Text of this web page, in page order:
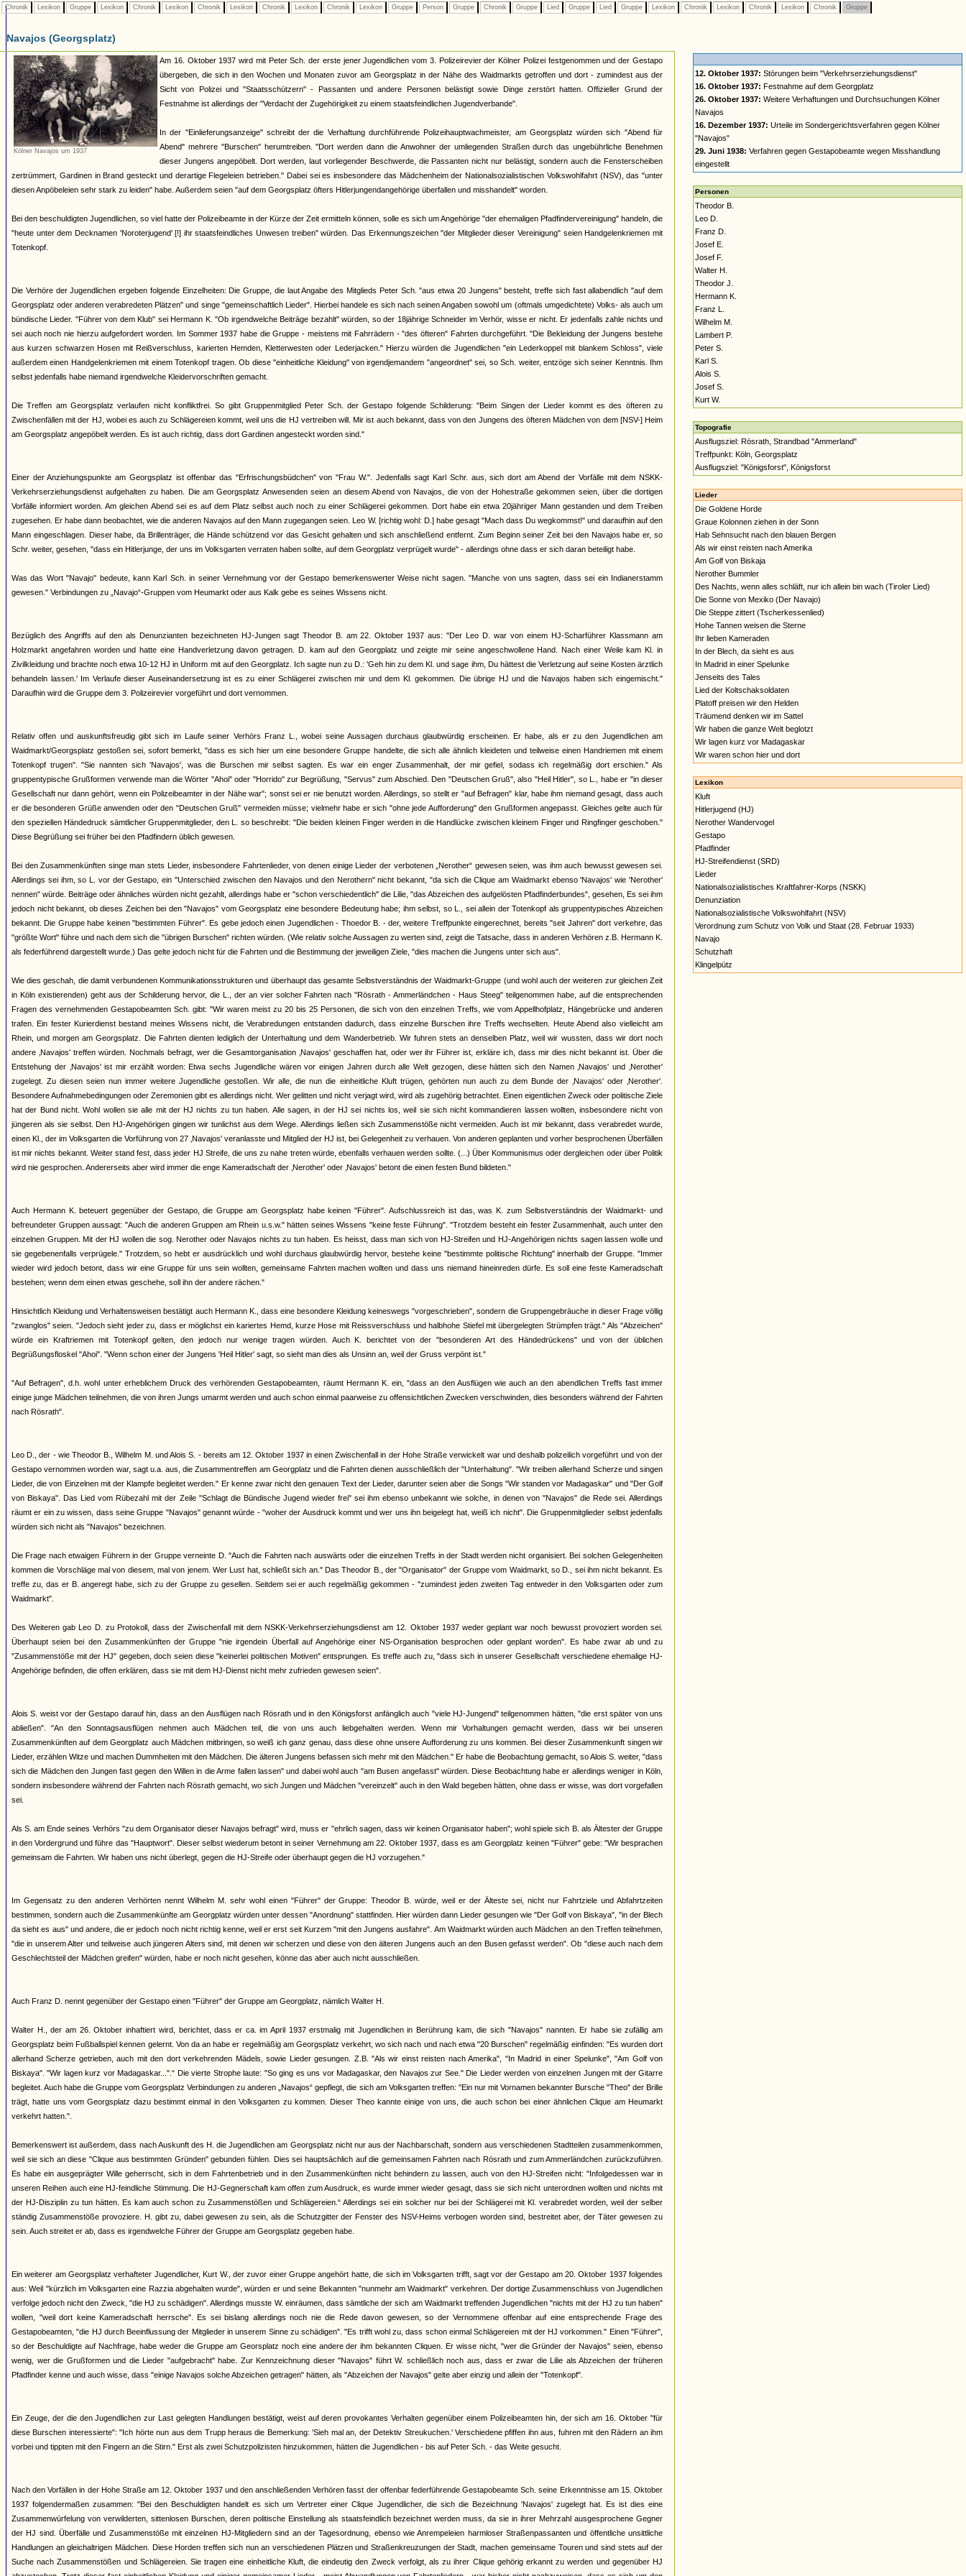
Chronik Lexikon Gruppe Lexikon Chronik Lexikon Chronik Lexikon Chronik Lexikon Chronik Lexikon Gruppe Person Gruppe Chronik Gruppe Lied Gruppe Lied Gruppe Lexikon Chronik Lexikon Chronik Lexikon Chronik Gruppe
Navajos (Georgsplatz)
Kölner Navajos um 1937
Am 16. Oktober 1937 wird mit Peter Sch. der erste jener Jugendlichen vom 3. Polizeirevier der Kölner Polizei festgenommen und der Gestapo
übergeben, die sich in den Wochen und Monaten zuvor am Georgsplatz in der Nähe des Waidmarkts getroffen und dort - zumindest aus der
Sicht von Polizei und "Staatsschützern" - Passanten und andere Personen belästigt sowie Dinge zerstört hatten. Offizieller Grund der
Festnahme ist allerdings der "Verdacht der Zugehörigkeit zu einem staatsfeindlichen Jugendverbande".
In der "Einlieferungsanzeige" schreibt der die Verhaftung durchführende Polizeihauptwachmeister, am Georgsplatz würden sich "Abend für
Abend" mehrere "Burschen" herumtreiben. "Dort werden dann die Anwohner der umliegenden Straßen durch das ungebührliche Benehmen
dieser Jungens angepöbelt. Dort werden, laut vorliegender Beschwerde, die Passanten nicht nur belästigt, sondern auch die Fensterscheiben
zertrümmert, Gardinen in Brand gesteckt und derartige Flegeleien betrieben." Dabei sei es insbesondere das Mädchenheim der Nationalsozialistischen Volkswohlfahrt (NSV), das "unter
diesen Anpöbeleien sehr stark zu leiden" habe. Außerdem seien "auf dem Georgsplatz öfters Hitlerjungendangehörige überfallen und misshandelt" worden.
Bei den beschuldigten Jugendlichen, so viel hatte der Polizeibeamte in der Kürze der Zeit ermitteln können, solle es sich um Angehörige "der ehemaligen Pfadfindervereinigung" handeln, die
"heute unter dem Decknamen 'Noroterjugend' [!] ihr staatsfeindliches Unwesen treiben" würden. Das Erkennungszeichen "der Mitglieder dieser Vereinigung" seien Handgelenkriemen mit
Totenkopf.
Die Verhöre der Jugendlichen ergeben folgende Einzelheiten: Die Gruppe, die laut Angabe des Mitglieds Peter Sch. "aus etwa 20 Jungens" besteht, treffe sich fast allabendlich "auf dem
Georgsplatz oder anderen verabredeten Plätzen" und singe "gemeinschaftlich Lieder". Hierbei handele es sich nach seinen Angaben sowohl um (oftmals umgedichtete) Volks- als auch um
bündische Lieder. "Führer von dem Klub" sei Hermann K. "Ob irgendwelche Beiträge bezahlt" würden, so der 18jährige Schneider im Verhör, wisse er nicht. Er jedenfalls zahle nichts und
sei auch noch nie hierzu aufgefordert worden. Im Sommer 1937 habe die Gruppe - meistens mit Fahrrädern - "des öfteren" Fahrten durchgeführt. "Die Bekleidung der Jungens bestehe
aus kurzen schwarzen Hosen mit Reißverschluss, karierten Hemden, Kletterwesten oder Lederjacken." Hierzu würden die Jugendlichen "ein Lederkoppel mit blankem Schloss", viele
außerdem einen Handgelenkriemen mit einem Totenkopf tragen. Ob diese "einheitliche Kleidung" von irgendjemandem "angeordnet" sei, so Sch. weiter, entzöge sich seiner Kenntnis. Ihm
selbst jedenfalls habe niemand irgendwelche Kleidervorschriften gemacht.
Die Treffen am Georgsplatz verlaufen nicht konfliktfrei. So gibt Gruppenmitglied Peter Sch. der Gestapo folgende Schilderung: "Beim Singen der Lieder kommt es des öfteren zu
Zwischenfällen mit der HJ, wobei es auch zu Schlägereien kommt, weil uns die HJ vertreiben will. Mir ist auch bekannt, dass von den Jungens des öfteren Mädchen von dem [NSV-] Heim
am Georgsplatz angepöbelt werden. Es ist auch richtig, dass dort Gardinen angesteckt worden sind."
Einer der Anziehungspunkte am Georgsplatz ist offenbar das "Erfrischungsbüdchen" von "Frau W.". Jedenfalls sagt Karl Schr. aus, sich dort am Abend der Vorfälle mit dem NSKK-
Verkehrserziehungsdienst aufgehalten zu haben. Die am Georgsplatz Anwesenden seien an diesem Abend von Navajos, die von der Hohestraße gekommen seien, über die dortigen
Vorfälle informiert worden. Am gleichen Abend sei es auf dem Platz selbst auch noch zu einer Schlägerei gekommen. Dort habe ein etwa 20jähriger Mann gestanden und dem Treiben
zugesehen. Er habe dann beobachtet, wie die anderen Navajos auf den Mann zugegangen seien. Leo W. [richtig wohl: D.] habe gesagt "Mach dass Du wegkommst!" und daraufhin auf den
Mann eingeschlagen. Dieser habe, da Brillenträger, die Hände schützend vor das Gesicht gehalten und sich anschließend entfernt. Zum Beginn seiner Zeit bei den Navajos habe er, so
Schr. weiter, gesehen, "dass ein Hitlerjunge, der uns im Volksgarten verraten haben sollte, auf dem Georgplatz verprügelt wurde" - allerdings ohne dass er sich daran beteiligt habe.
Was das Wort "Navajo" bedeute, kann Karl Sch. in seiner Vernehmung vor der Gestapo bemerkenswerter Weise nicht sagen. "Manche von uns sagten, dass sei ein Indianerstamm
gewesen." Verbindungen zu „Navajo“-Gruppen vom Heumarkt oder aus Kalk gebe es seines Wissens nicht.
Bezüglich des Angriffs auf den als Denunzianten bezeichneten HJ-Jungen sagt Theodor B. am 22. Oktober 1937 aus: "Der Leo D. war von einem HJ-Scharführer Klassmann am
Holzmarkt angefahren worden und hatte eine Handverletzung davon getragen. D. kam auf den Georgplatz und zeigte mir seine angeschwollene Hand. Nach einer Weile kam Kl. in
Zivilkleidung und brachte noch etwa 10-12 HJ in Uniform mit auf den Georgplatz. Ich sagte nun zu D.: 'Geh hin zu dem Kl. und sage ihm, Du hättest die Verletzung auf seine Kosten ärztlich
behandeln lassen.' Im Verlaufe dieser Auseinandersetzung ist es zu einer Schlägerei zwischen mir und dem Kl. gekommen. Die übrige HJ und die Navajos haben sich eingemischt."
Daraufhin wird die Gruppe dem 3. Polizeirevier vorgeführt und dort vernommen.
Relativ offen und auskunftsfreudig gibt sich im Laufe seiner Verhörs Franz L., wobei seine Aussagen durchaus glaubwürdig erscheinen. Er habe, als er zu den Jugendlichen am
Waidmarkt/Georgsplatz gestoßen sei, sofort bemerkt, "dass es sich hier um eine besondere Gruppe handelte, die sich alle ähnlich kleideten und teilweise einen Handriemen mit einem
Totenkopf trugen". "Sie nannten sich 'Navajos', was die Burschen mir selbst sagten. Es war ein enger Zusammenhalt, der mir gefiel, sodass ich regelmäßig dort erschien." Als
gruppentypische Grußformen verwende man die Wörter "Ahoi" oder "Horrido" zur Begrüßung, "Servus" zum Abschied. Den "Deutschen Gruß", also "Heil Hitler", so L., habe er "in dieser
Gesellschaft nur dann gehört, wenn ein Polizeibeamter in der Nähe war"; sonst sei er nie benutzt worden. Allerdings, so stellt er "auf Befragen" klar, habe ihm niemand gesagt, dass auch
er die besonderen Grüße anwenden oder den "Deutschen Gruß" vermeiden müsse; vielmehr habe er sich "ohne jede Aufforderung" den Grußformen angepasst. Gleiches gelte auch für
den speziellen Händedruck sämtlicher Gruppenmitglieder, den L. so beschreibt: "Die beiden kleinen Finger werden in die Handlücke zwischen kleinem Finger und Ringfinger geschoben."
Diese Begrüßung sei früher bei den Pfadfindern üblich gewesen.
Bei den Zusammenkünften singe man stets Lieder, insbesondere Fahrtenlieder, von denen einige Lieder der verbotenen „Nerother“ gewesen seien, was ihm auch bewusst gewesen sei.
Allerdings sei ihm, so L. vor der Gestapo, ein "Unterschied zwischen den Navajos und den Nerothern" nicht bekannt, "da sich die Clique am Waidmarkt ebenso 'Navajos' wie 'Nerother'
nennen" würde. Beiträge oder ähnliches würden nicht gezahlt, allerdings habe er "schon verschiedentlich" die Lilie, "das Abzeichen des aufgelösten Pfadfinderbundes", gesehen, Es sei ihm
jedoch nicht bekannt, ob dieses Zeichen bei den "Navajos" vom Georgsplatz eine besondere Bedeutung habe; ihm selbst, so L., sei allein der Totenkopf als gruppentypisches Abzeichen
bekannt. Die Gruppe habe keinen "bestimmten Führer". Es gebe jedoch einen Jugendlichen - Thoedor B. - der, weitere Treffpunkte eingerechnet, bereits "seit Jahren" dort verkehre, das
"größte Wort" führe und nach dem sich die "übrigen Burschen" richten würden. (Wie relativ solche Aussagen zu werten sind, zeigt die Tatsache, dass in anderen Verhören z.B. Hermann K.
als federführend dargestellt wurde.) Das gelte jedoch nicht für die Fahrten und die Bestimmung der jeweiligen Ziele, "dies machen die Jungens unter sich aus".
Wie dies geschah, die damit verbundenen Kommunikationsstrukturen und überhaupt das gesamte Selbstverständnis der Waidmarkt-Gruppe (und wohl auch der weiteren zur gleichen Zeit
in Köln existierenden) geht aus der Schilderung hervor, die L., der an vier solcher Fahrten nach "Rösrath - Ammerländchen - Haus Steeg" teilgenommen habe, auf die entsprechenden
Fragen des vernehmenden Gestapobeamten Sch. gibt: "Wir waren meist zu 20 bis 25 Personen, die sich von den einzelnen Treffs, wie vom Appellhofplatz, Hängebrücke und anderen
trafen. Ein fester Kurierdienst bestand meines Wissens nicht, die Verabredungen entstanden dadurch, dass einzelne Burschen ihre Treffs wechselten. Heute Abend also vielleicht am
Rhein, und morgen am Georgsplatz. Die Fahrten dienten lediglich der Unterhaltung und dem Wanderbetrieb. Wir fuhren stets an denselben Platz, weil wir wussten, dass wir dort noch
andere ‚Navajos' treffen würden. Nochmals befragt, wer die Gesamtorganisation ‚Navajos' geschaffen hat, oder wer ihr Führer ist, erkläre ich, dass mir dies nicht bekannt ist. Über die
Entstehung der ‚Navajos' ist mir erzählt worden: Etwa sechs Jugendliche wären vor einigen Jahren durch alle Welt gezogen, diese hätten sich den Namen ‚Navajos' und ‚Nerother'
zugelegt. Zu diesen seien nun immer weitere Jugendliche gestoßen. Wir alle, die nun die einheitliche Kluft trügen, gehörten nun auch zu dem Bunde der ‚Navajos' oder ‚Nerother'.
Besondere Aufnahmebedingungen oder Zeremonien gibt es allerdings nicht. Wer gelitten und nicht verjagt wird, wird als zugehörig betrachtet. Einen eigentlichen Zweck oder politische Ziele
hat der Bund nicht. Wohl wollen sie alle mit der HJ nichts zu tun haben. Alle sagen, in der HJ sei nichts los, weil sie sich nicht kommandieren lassen wollten, insbesondere nicht von
jüngeren als sie selbst. Den HJ-Angehörigen gingen wir tunlichst aus dem Wege. Allerdings ließen sich Zusammenstöße nicht vermeiden. Auch ist mir bekannt, dass verabredet wurde,
einen Kl., der im Volksgarten die Vorführung von 27 ‚Navajos' veranlasste und Mitglied der HJ ist, bei Gelegenheit zu verhauen. Von anderen geplanten und vorher besprochenen Überfällen
ist mir nichts bekannt. Weiter stand fest, dass jeder HJ Streife, die uns zu nahe treten würde, ebenfalls verhauen werden sollte. (...) Über Kommunismus oder dergleichen oder über Politik
wird nie gesprochen. Andererseits aber wird immer die enge Kameradschaft der ‚Nerother' oder ‚Navajos' betont die einen festen Bund bildeten."
Auch Hermann K. beteuert gegenüber der Gestapo, die Gruppe am Georgsplatz habe keinen "Führer". Aufschlussreich ist das, was K. zum Selbstverständnis der Waidmarkt- und
befreundeter Gruppen aussagt: "Auch die anderen Gruppen am Rhein u.s.w." hätten seines Wissens "keine feste Führung". "Trotzdem besteht ein fester Zusammenhalt, auch unter den
einzelnen Gruppen. Mit der HJ wollen die sog. Nerother oder Navajos nichts zu tun haben. Es heisst, dass man sich von HJ-Streifen und HJ-Angehörigen nichts sagen lassen wolle und
sie gegebenenfalls verprügele." Trotzdem, so hebt er ausdrücklich und wohl durchaus glaubwürdig hervor, bestehe keine "bestimmte politische Richtung" innerhalb der Gruppe. "Immer
wieder wird jedoch betont, dass wir eine Gruppe für uns sein wollten, gemeinsame Fahrten machen wollten und dass uns niemand hineinreden dürfe. Es soll eine feste Kameradschaft
bestehen; wenn dem einen etwas geschehe, soll ihn der andere rächen."
Hinsichtlich Kleidung und Verhaltensweisen bestätigt auch Hermann K., dass eine besondere Kleidung keineswegs "vorgeschrieben", sondern die Gruppengebräuche in dieser Frage völlig
"zwanglos" seien. "Jedoch sieht jeder zu, dass er möglichst ein kariertes Hemd, kurze Hose mit Reissverschluss und halbhohe Stiefel mit übergelegten Strümpfen trägt." Als "Abzeichen"
würde ein Kraftriemen mit Totenkopf gelten, den jedoch nur wenige tragen würden. Auch K. berichtet von der "besonderen Art des Händedrückens" und von der üblichen
Begrüßungsfloskel "Ahoi". "Wenn schon einer der Jungens 'Heil Hitler' sagt, so sieht man dies als Unsinn an, weil der Gruss verpönt ist."
"Auf Befragen", d.h. wohl unter erheblichem Druck des verhörenden Gestapobeamten, räumt Hermann K. ein, "dass an den Ausflügen wie auch an den abendlichen Treffs fast immer
einige junge Mädchen teilnehmen, die von ihren Jungs umarmt werden und auch schon einmal paarweise zu offensichtlichen Zwecken verschwinden, dies besonders während der Fahrten
nach Rösrath".
Leo D., der - wie Theodor B., Wilhelm M. und Alois S. - bereits am 12. Oktober 1937 in einen Zwischenfall in der Hohe Straße verwickelt war und deshalb polizeilich vorgeführt und von der
Gestapo vernommen worden war, sagt u.a. aus, die Zusammentreffen am Georgplatz und die Fahrten dienen ausschließlich der "Unterhaltung". "Wir treiben allerhand Scherze und singen
Lieder, die von Einzelnen mit der Klampfe begleitet werden." Er kenne zwar nicht den genauen Text der Lieder, darunter seien aber die Songs "Wir standen vor Madagaskar" und "Der Golf
von Biskaya". Das Lied vom Rübezahl mit der Zeile "Schlagt die Bündische Jugend wieder frei" sei ihm ebenso unbekannt wie solche, in denen von "Navajos" die Rede sei. Allerdings
räumt er ein zu wissen, dass seine Gruppe "Navajos" genannt würde - "woher der Ausdruck kommt und wer uns ihn beigelegt hat, weiß ich nicht". Die Gruppenmitglieder selbst jedenfalls
würden sich nicht als "Navajos" bezeichnen.
Die Frage nach etwaigen Führern in der Gruppe verneinte D. "Auch die Fahrten nach auswärts oder die einzelnen Treffs in der Stadt werden nicht organisiert. Bei solchen Gelegenheiten
kommen die Vorschläge mal von diesem, mal von jenem. Wer Lust hat, schließt sich an." Das Theodor B., der "Organisator" der Gruppe vom Waidmarkt, so D., sei ihm nicht bekannt. Es
treffe zu, das er B. angeregt habe, sich zu der Gruppe zu gesellen. Seitdem sei er auch regelmäßig gekommen - "zumindest jeden zweiten Tag entweder in den Volksgarten oder zum
Waidmarkt".
Des Weiteren gab Leo D. zu Protokoll, dass der Zwischenfall mit dem NSKK-Verkehrserziehungsdienst am 12. Oktober 1937 weder geplant war noch bewusst provoziert worden sei.
Überhaupt seien bei den Zusammenkünften der Gruppe "nie irgendein Überfall auf Angehörige einer NS-Organisation besprochen oder geplant worden". Es habe zwar ab und zu
"Zusammenstöße mit der HJ" gegeben, doch seien diese "keinerlei politischen Motiven" entsprungen. Es treffe auch zu, "dass sich in unserer Gesellschaft verschiedene ehemalige HJ-
Angehörige befinden, die offen erklären, dass sie mit dem HJ-Dienst nicht mehr zufrieden gewesen seien".
Alois S. weist vor der Gestapo darauf hin, dass an den Ausflügen nach Rösrath und in den Königsforst anfänglich auch "viele HJ-Jungend" teilgenommen hätten, "die erst später von uns
abließen". "An den Sonntagsausflügen nehmen auch Mädchen teil, die von uns auch liebgehalten werden. Wenn mir Vorhaltungen gemacht werden, dass wir bei unseren
Zusammenkünften auf dem Georgplatz auch Mädchen mitbringen, so weiß ich ganz genau, dass diese ohne unsere Aufforderung zu uns kommen. Bei dieser Zusammenkunft singen wir
Lieder, erzählen Witze und machen Dummheiten mit den Mädchen. Die älteren Jungens befassen sich mehr mit den Mädchen." Er habe die Beobachtung gemacht, so Alois S. weiter, "dass
sich die Mädchen den Jungen fast gegen den Willen in die Arme fallen lassen" und dabei wohl auch "am Busen angefasst" würden. Diese Beobachtung habe er allerdings weniger in Köln,
sondern insbesondere während der Fahrten nach Rösrath gemacht, wo sich Jungen und Mädchen "vereinzelt" auch in den Wald begeben hätten, ohne dass er wisse, was dort vorgefallen
sei.
Als S. am Ende seines Verhörs "zu dem Organisator dieser Navajos befragt" wird, muss er "ehrlich sagen, dass wir keinen Organisator haben"; wohl spiele sich B. als Ältester der Gruppe
in den Vordergrund und führe das "Hauptwort". Dieser selbst wiederum betont in seiner Vernehmung am 22. Oktober 1937, dass es am Georgplatz keinen "Führer" gebe: "Wir besprachen
gemeinsam die Fahrten. Wir haben uns nicht überlegt, gegen die HJ-Streife oder überhaupt gegen die HJ vorzugehen."
Im Gegensatz zu den anderen Verhörten nennt Wilhelm M. sehr wohl einen "Führer" der Gruppe: Theodor B. würde, weil er der Älteste sei, nicht nur Fahrtziele und Abfahrtzeiten
bestimmen, sondern auch die Zusammenkünfte am Georgplatz würden unter dessen "Anordnung" stattfinden. Hier würden dann Lieder gesungen wie "Der Golf von Biskaya", "in der Blech
da sieht es aus" und andere, die er jedoch noch nicht richtig kenne, weil er erst seit Kurzem "mit den Jungens ausfahre". Am Waidmarkt würden auch Mädchen an den Treffen teilnehmen,
"die in unserem Alter und teilweise auch jüngeren Alters sind, mit denen wir scherzen und diese von den älteren Jungens auch an den Busen gefasst werden". Ob "diese auch nach dem
Geschlechtsteil der Mädchen greifen" würden, habe er noch nicht gesehen, könne das aber auch nicht ausschließen.
Auch Franz D. nennt gegenüber der Gestapo einen "Führer" der Gruppe am Georgplatz, nämlich Walter H.
Walter H., der am 26. Oktober inhaftiert wird, berichtet, dass er ca. im April 1937 erstmalig mit Jugendlichen in Berührung kam, die sich "Navajos" nannten. Er habe sie zufällig am
Georgsplatz beim Fußballspiel kennen gelernt. Von da an habe er regelmäßig am Georgsplatz verkehrt, wo sich nach und nach etwa "20 Burschen" regelmäßig einfinden: "Es wurden dort
allerhand Scherze getrieben, auch mit den dort verkehrenden Mädels, sowie Lieder gesungen. Z.B. "Als wir einst reisten nach Amerika", "In Madrid in einer Spelunke", "Am Golf von
Biskaya". "Wir lagen kurz vor Madagaskar...".“ Die vierte Strophe laute: "So ging es uns vor Madagaskar, den Navajos zur See." Die Lieder werden von einzelnen Jungen mit der Gitarre
begleitet. Auch habe die Gruppe vom Georgsplatz Verbindungen zu anderen „Navajos“ gepflegt, die sich am Volksgarten treffen: "Ein nur mit Vornamen bekannter Bursche "Theo" der Brille
trägt, hatte uns vom Georgsplatz dazu bestimmt einmal in den Volksgarten zu kommen. Dieser Theo kannte einige von uns, die auch schon bei einer ähnlichen Clique am Heumarkt
verkehrt hatten.".
Bemerkenswert ist außerdem, dass nach Auskunft des H. die Jugendlichen am Georgsplatz nicht nur aus der Nachbarschaft, sondern aus verschiedenen Stadtteilen zusammenkommen,
weil sie sich an diese "Clique aus bestimmten Gründen" gebunden fühlen. Dies sei hauptsächlich auf die gemeinsamen Fahrten nach Rösrath und zum Ammerländchen zurückzuführen.
Es habe ein ausgeprägter Wille geherrscht, sich in dem Fahrtenbetrieb und in den Zusammenkünften nicht behindern zu lassen, auch von den HJ-Streifen nicht: "Infolgedessen war in
unseren Reihen auch eine HJ-feindliche Stimmung. Die HJ-Gegnerschaft kam offen zum Ausdruck, es wurde immer wieder gesagt, dass sie sich nicht unterordnen wollten und nichts mit
der HJ-Disziplin zu tun hätten. Es kam auch schon zu Zusammenstößen und Schlägereien.“ Allerdings sei ein solcher nur bei der Schlägerei mit Kl. verabredet worden, weil der selber
ständig Zusammenstöße provoziere. H. gibt zu, dabei gewesen zu sein, als die Schutzgitter der Fenster des NSV-Heims verbogen worden sind, bestreitet aber, der Täter gewesen zu
sein. Auch streitet er ab, dass es irgendwelche Führer der Gruppe am Georgsplatz gegeben habe.
Ein weiterer am Georgsplatz verhafteter Jugendlicher, Kurt W., der zuvor einer Gruppe angehört hatte, die sich im Volksgarten trifft, sagt vor der Gestapo am 20. Oktober 1937 folgendes
aus: Weil "kürzlich im Volksgarten eine Razzia abgehalten wurde", würden er und seine Bekannten "nunmehr am Waidmarkt" verkehren. Der dortige Zusammenschluss von Jugendlichen
verfolge jedoch nicht den Zweck, "die HJ zu schädigen". Allerdings musste W. einräumen, dass sämtliche der sich am Waidmarkt treffenden Jugendlichen "nichts mit der HJ zu tun haben"
wollen, "weil dort keine Kameradschaft herrsche". Es sei bislang allerdings noch nie die Rede davon gewesen, so der Vernommene offenbar auf eine entsprechende Frage des
Gestapobeamten, "die HJ durch Beeinflussung der Mitglieder in unserem Sinne zu schädigen". "Es trifft wohl zu, dass schon einmal Schlägereien mit der HJ vorkommen." Einen "Führer",
so der Beschuldigte auf Nachfrage, habe weder die Gruppe am Georsplatz noch eine andere der ihm bekannten Cliquen. Er wisse nicht, "wer die Gründer der Navajos" seien, ebenso
wenig, wer die Grußformen und die Lieder "aufgebracht" habe. Zur Kennzeichnung dieser "Navajos" führt W. schließlich noch aus, dass er zwar die Lilie als Abzeichen der früheren
Pfadfinder kenne und auch wisse, dass "einige Navajos solche Abzeichen getragen" hätten, als "Abzeichen der Navajos" gelte aber einzig und allein der "Totenkopf".
Ein Zeuge, der die den Jugendlichen zur Last gelegten Handlungen bestätigt, weist auf deren provokantes Verhalten gegenüber einem Polizeibeamten hin, der sich am 16. Oktober "für
diese Burschen interessierte": "Ich hörte nun aus dem Trupp heraus die Bemerkung: 'Sieh mal an, der Detektiv Streukuchen.' Verschiedene pfiffen ihn aus, fuhren mit den Rädern an ihm
vorbei und tippten mit den Fingern an die Stirn." Erst als zwei Schutzpolizisten hinzukommen, hätten die Jugendlichen - bis auf Peter Sch. - das Weite gesucht.
Nach den Vorfällen in der Hohe Straße am 12. Oktober 1937 und den anschließenden Verhören fasst der offenbar federführende Gestapobeamte Sch. seine Erkenntnisse am 15. Oktober
1937 folgendermaßen zusammen: "Bei den Beschuldigten handelt es sich um Vertreter einer Clique Jugendlicher, die sich die Bezeichnung 'Navajos' zugelegt hat. Es ist dies eine
Zusammenwürfelung von verwilderten, sittenlosen Burschen, deren politische Einstellung als staatsfeindlich bezeichnet werden muss, da sie in ihrer Mehrzahl ausgesprochene Gegner
der HJ sind. Überfälle und Zusammenstöße mit einzelnen HJ-Mitgliedern sind an der Tagesordnung, ebenso wie Anrempeleien harmloser Straßenpassanten und öffentliche unsittliche
Handlungen an gleichaltrigen Mädchen. Diese Horden treffen sich nun an verschiedenen Plätzen und Straßenkreuzungen der Stadt, machen gemeinsame Touren und sind stets auf der
Suche nach Zusammenstößen und Schlägereien. Sie tragen eine einheitliche Kluft, die eindeutig den Zweck verfolgt, als zu ihrer Clique gehörig erkannt zu werden und gegenüber HJ
12. Oktober 1937: Störungen beim "Verkehrserziehungsdienst"
16. Oktober 1937: Festnahme auf dem Georgplatz
26. Oktober 1937: Weitere Verhaftungen und Durchsuchungen Kölner
Navajos
16. Dezember 1937: Urteile im Sondergerichtsverfahren gegen Kölner
"Navajos"
29. Juni 1938: Verfahren gegen Gestapobeamte wegen Misshandlung
eingestellt
Personen
Theodor B.
Leo D.
Franz D.
Josef E.
Josef F.
Walter H.
Theodor J.
Hermann K.
Franz L.
Wilhelm M.
Lambert P.
Peter S.
Karl S.
Alois S.
Josef S.
Kurt W.
Topografie
Ausflugsziel: Rösrath, Strandbad "Ammerland"
Treffpunkt: Köln, Georgsplatz
Ausflugsziel: "Königsforst", Königsforst
Lieder
Die Goldene Horde
Graue Kolonnen ziehen in der Sonn
Hab Sehnsucht nach den blauen Bergen
Als wir einst reisten nach Amerika
Am Golf von Biskaja
Nerother Bummler
Des Nachts, wenn alles schläft, nur ich allein bin wach (Tiroler Lied)
Die Sonne von Mexiko (Der Navajo)
Die Steppe zittert (Tscherkessenlied)
Hohe Tannen weisen die Sterne
Ihr lieben Kameraden
In der Blech, da sieht es aus
In Madrid in einer Spelunke
Jenseits des Tales
Lied der Koltschaksoldaten
Platoff preisen wir den Helden
Träumend denken wir im Sattel
Wir haben die ganze Welt beglotzt
Wir lagen kurz vor Madagaskar
Wir waren schon hier und dort
Lexikon
Kluft
Hitlerjugend (HJ)
Nerother Wandervogel
Gestapo
Pfadfinder
HJ-Streifendienst (SRD)
Lieder
Nationalsozialistisches Kraftfahrer-Korps (NSKK)
Denunziation
Nationalsozialistische Volkswohlfahrt (NSV)
Verordnung zum Schutz von Volk und Staat (28. Februar 1933)
Navajo
Schutzhaft
Klingelpütz